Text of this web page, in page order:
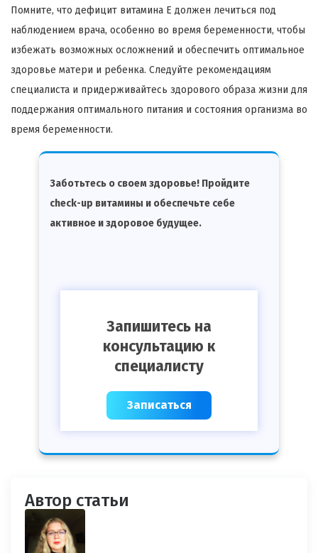
Помните, что дефицит витамина Е должен лечиться под
наблюдением врача, особенно во время беременности, чтобы
избежать возможных осложнений и обеспечить оптимальное
здоровье матери и ребенка. Следуйте рекомендациям
специалиста и придерживайтесь здорового образа жизни для
поддержания оптимального питания и состояния организма во
время беременности.
Заботьтесь о своем здоровье! Пройдите
check-up витамины и обеспечьте себе
активное и здоровое будущее.
Запишитесь на
консультацию к
специалисту
Записаться
Автор статьи